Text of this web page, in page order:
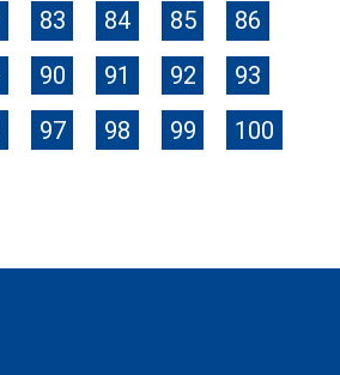
83 84 85
86
90 91 92
93
97 98 99
100